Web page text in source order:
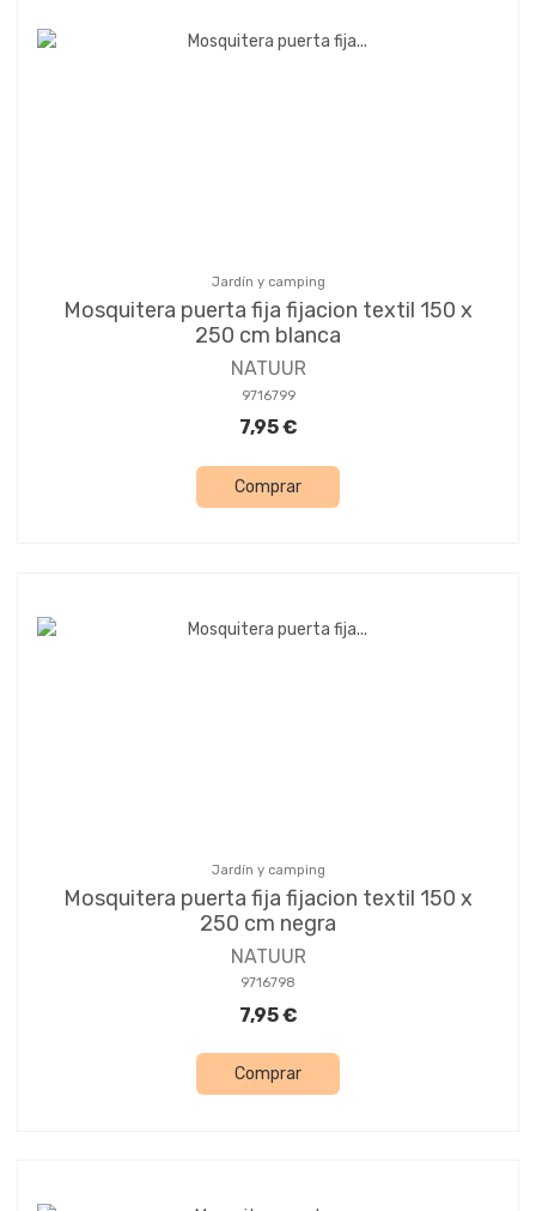
Jardín y camping
Mosquitera puerta fija fijacion textil 150 x
250 cm blanca
NATUUR
9716799
7,95 €
Comprar
Jardín y camping
Mosquitera puerta fija fijacion textil 150 x
250 cm negra
NATUUR
9716798
7,95 €
Comprar